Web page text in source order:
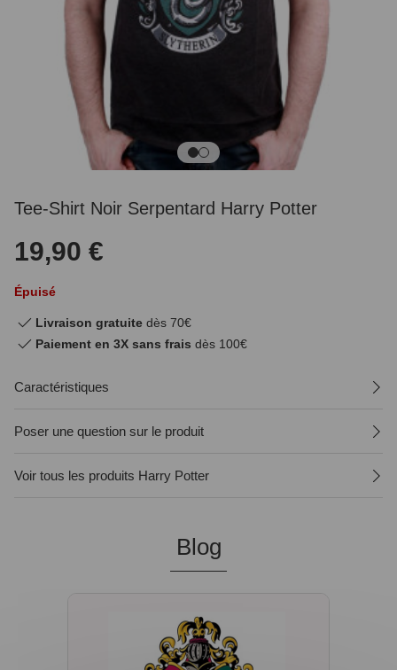
Tee-Shirt Noir Serpentard Harry Potter
19,90 €
Épuisé
Livraison gratuite dès 70€
Paiement en 3X sans frais dès 100€
Caractéristiques
Poser une question sur le produit
Voir tous les produits Harry Potter
Blog